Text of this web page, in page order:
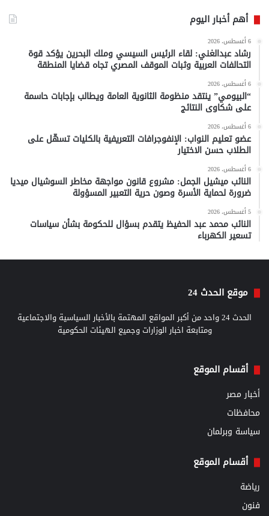
أهم أخبار اليوم
6 أغسطس، 2026
رشاد عبدالغني: لقاء الرئيس السيسي وملك البحرين يؤكد قوة
التحالفات العربية وثبات الموقف المصري تجاه قضايا المنطقة
6 أغسطس، 2026
“البيومي” ينتقد منظومة الثانوية العامة ويطالب بإجابات حاسمة
على شكاوى النتائج
6 أغسطس، 2026
عضو تعليم النواب: الإنفوجرافات التعريفية بالكليات تسهّل على
الطلاب حسن الاختيار
6 أغسطس، 2026
النائب ميشيل الجمل: مشروع قانون مواجهة مخاطر السوشيال ميديا
ضرورة لحماية الأسرة وصون حرية التعبير المسؤولة
5 أغسطس، 2026
النائب محمد عبد الحفيظ يتقدم بسؤال للحكومة بشأن سياسات
تسعير الكهرباء
موقع الحدث 24
الحدث 24 واحد من أكبر المواقع المهتمة بالأخبار السياسية والاجتماعية
ومتابعة اخبار الوزارات وجميع الهيئات الحكومية
أقسام الموقع
أخبار مصر
محافظات
سياسة وبرلمان
أقسام الموقع
رياضة
فنون